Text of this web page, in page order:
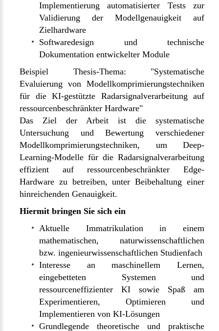
Implementierung automatisierter Tests zur
Validierung der Modellgenauigkeit auf
Zielhardware
Softwaredesign und technische
Dokumentation entwickelter Module
Beispiel Thesis-Thema: "Systematische
Evaluierung von Modellkomprimierungstechniken
für die KI-gestützte Radarsignalverarbeitung auf
ressourcenbeschränkter Hardware"
Das Ziel der Arbeit ist die systematische
Untersuchung und Bewertung verschiedener
Modellkomprimierungstechniken, um Deep-
Learning-Modelle für die Radarsignalverarbeitung
effizient auf ressourcenbeschränkter Edge-
Hardware zu betreiben, unter Beibehaltung einer
hinreichenden Genauigkeit.
Hiermit bringen Sie sich ein
Aktuelle Immatrikulation in einem
mathematischen, naturwissenschaftlichen
bzw. ingenieurwissenschaftlichen Studienfach
Interesse an maschinellem Lernen,
eingebetteten Systemen und
ressourceneffizienter KI sowie Spaß am
Experimentieren, Optimieren und
Implementieren von KI-Lösungen
Grundlegende theoretische und praktische